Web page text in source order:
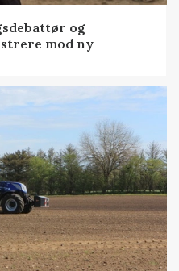
og
mod ny